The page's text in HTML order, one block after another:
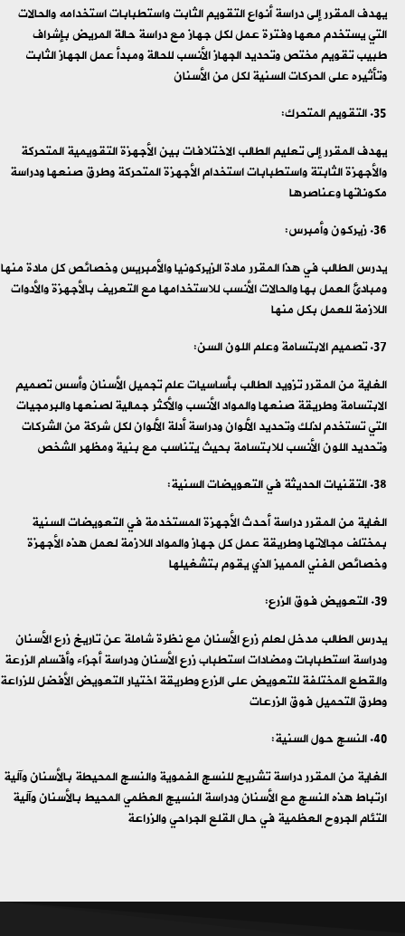
يهدف المقرر إلى دراسة أنواع التقويم الثابت واستطبابات استخدامه والحالات
التي يستخدم معها وفترة عمل لكل جهاز مع دراسة حالة المريض بإشراف
طبيب تقويم مختص وتحديد الجهاز الأنسب للحالة ومبدأ عمل الجهاز الثابت
وتأثيره على الحركات السنية لكل من الأسنان
التقويم المتحرك:
يهدف المقرر إلى تعليم الطالب الاختلافات بين الأجهزة التقويمية المتحركة
والأجهزة الثابتة واستطبابات استخدام الأجهزة المتحركة وطرق صنعها ودراسة
مكوناتها وعناصرها
زيركون وأمبرس:
يدرس الطالب في هذا المقرر مادة الزيركونيا والأمبريس وخصائص كل مادة منها
ومبادئ العمل بها والحالات الأنسب للاستخدامها مع التعريف بالأجهزة والأدوات
اللازمة للعمل بكل منها
تصميم الابتسامة وعلم اللون السن:
الغاية من المقرر تزويد الطالب بأساسيات علم تجميل الأسنان وأسس تصميم
الابتسامة وطريقة صنعها والمواد الأنسب والأكثر جمالية لصنعها والبرمجيات
التي تستخدم لذلك وتحديد الألوان ودراسة أدلة الألوان لكل شركة من الشركات
وتحديد اللون الأنسب للابتسامة بحيث يتناسب مع بنية ومظهر الشخص
التقنيات الحديثة في التعويضات السنية:
الغاية من المقرر دراسة أحدث الأجهزة المستخدمة في التعويضات السنية
بمختلف مجالاتها وطريقة عمل كل جهاز والمواد اللازمة لعمل هذه الأجهزة
وخصائص الفني المميز الذي يقوم بتشغيلها
التعويض فوق الزرع:
يدرس الطالب مدخل لعلم زرع الأسنان مع نظرة شاملة عن تاريخ زرع الأسنان
ودراسة استطبابات ومضادات استطباب زرع الأسنان ودراسة أجزاء وأقسام الزرعة
والقطع المختلفة للتعويض على الزرع وطريقة اختيار التعويض الأفضل للزراعة
وطرق التحميل فوق الزرعات
النسج حول السنية:
الغاية من المقرر دراسة تشريح للنسج الفموية والنسج المحيطة بالأسنان وآلية
ارتباط هذه النسج مع الأسنان ودراسة النسيج العظمي المحيط بالأسنان وآلية
التئام الجروح العظمية في حال القلع الجراحي والزراعة